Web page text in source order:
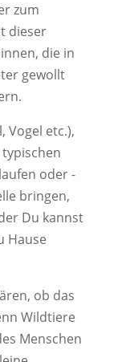
zum
dieser
die in
gewollt
Vogel etc.),
oder -
bringen,
Du kannst
Hause
ob das
Wildtiere
Menschen